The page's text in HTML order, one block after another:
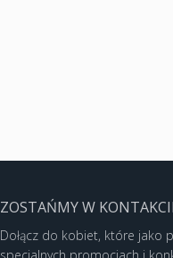
ZOSTAŃMY W
Dołącz do kobiet, które jako